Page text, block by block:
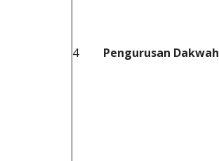
4 Pengurusan Dakwah